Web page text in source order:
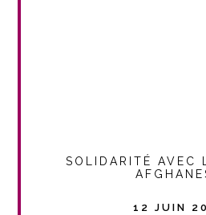
SOLIDARITÉ AVEC
12 JUIN